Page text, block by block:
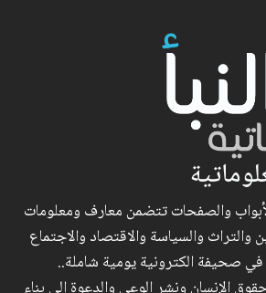
والصفحات تتضمن معارف ومعلومات
والتراث والسياسة والاقتصاد والاجتماع
في صحيفة الكترونية يومية شاملة..